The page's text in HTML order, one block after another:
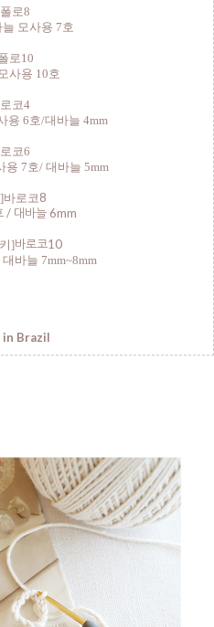
로8
모사용 7호
로10
사용 10호
코4
용 6호/대바늘 4mm
코6
용 7호/ 대바늘 5mm
바로코8
/ 대바늘 6mm
]바로코10
바늘 7mm~8mm
in Brazil